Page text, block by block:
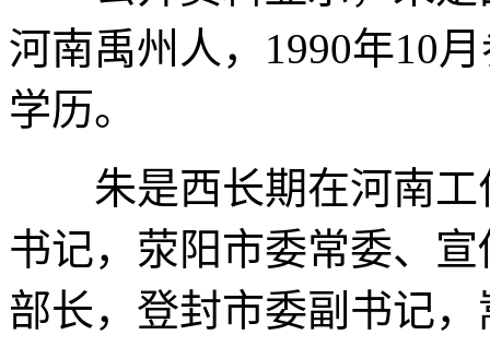
河南禹州人，1990年10
学历。
朱是西长期在河南工
书记，荥阳市委常委、
部长，登封市委副书记